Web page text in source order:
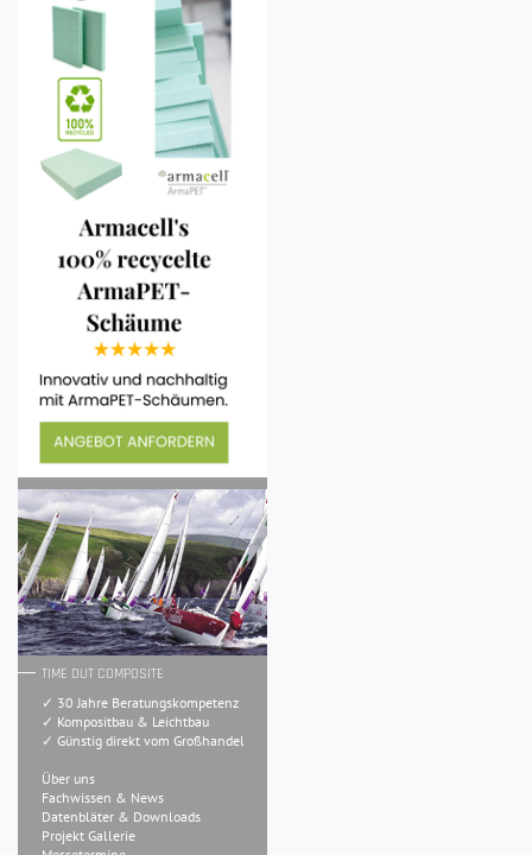
TIME OUT COMPOSITE
✓ 30 Jahre Beratungskompetenz
✓ Kompositbau & Leichtbau
✓ Günstig direkt vom Großhandel
Über uns
Fachwissen & News
Datenbläter & Downloads
Projekt Gallerie